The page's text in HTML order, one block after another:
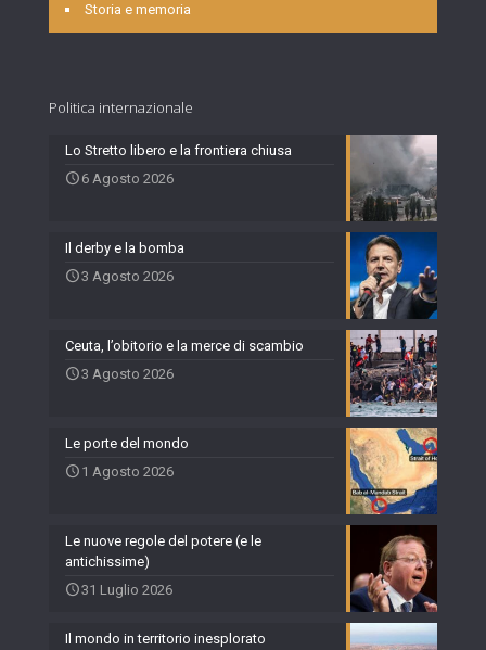
Storia e memoria
Politica internazionale
Lo Stretto libero e la frontiera chiusa
6 Agosto 2026
Il derby e la bomba
3 Agosto 2026
Ceuta, l’obitorio e la merce di scambio
3 Agosto 2026
Le porte del mondo
1 Agosto 2026
Le nuove regole del potere (e le
antichissime)
31 Luglio 2026
Il mondo in territorio inesplorato